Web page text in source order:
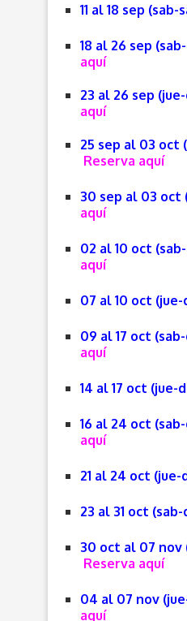
11 al 18 sep (sab-
18 al 26 sep
aquí
23 al 26 sep
aquí
25 sep al 03 oct
Reserva aquí
30 sep al 03 oct
aquí
02 al 10 oct
aquí
07 al 10 oct (jue-
09 al 17 oct
aquí
14 al 17 oct (jue-
16 al 24 oct
aquí
21 al 24 oct (jue-
23 al 31 oct (sab-
30 oct al 07 nov
Reserva aquí
04 al 07 nov
aquí